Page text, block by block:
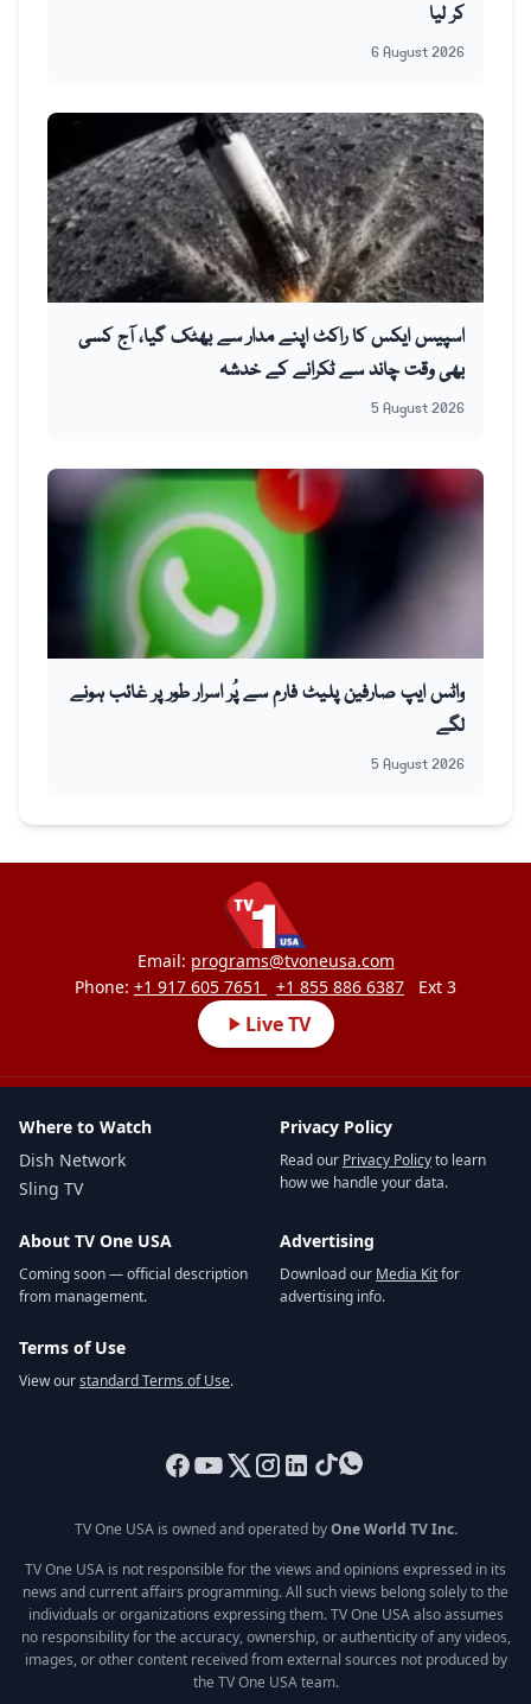
کر لیا
6 August 2026
اسپیس ایکس کا راکٹ اپنے مدار سے بھٹک گیا، آج کسی
بھی وقت چاند سے ٹکرانے کے خدشہ
5 August 2026
واٹس ایپ صارفین پلیٹ فارم سے پُر اسرار طور پر غائب ہونے
لگے
5 August 2026
Email: programs@tvoneusa.com
Phone: +1 917 605 7651 +1 855 886 6387 Ext 3
Live TV
Where to Watch
Dish Network
Sling TV
Privacy Policy
Read our Privacy Policyto learn
how we handle your data.
About TV One USA
Coming soon — official description
from management.
Advertising
Download our Media Kitfor
advertising info.
Terms of Use
View ourstandard Terms of Use.
TV One USA is owned and operated byOne World TV Inc.
TV One USA is not responsible for the views and opinions expressed in its
news and current affairs programming. All such views belong solely to the
individuals or organizations expressing them. TV One USA also assumes
no responsibility for the accuracy, ownership, or authenticity of any videos,
images, or other content received from external sources not produced by
the TV One USA team.